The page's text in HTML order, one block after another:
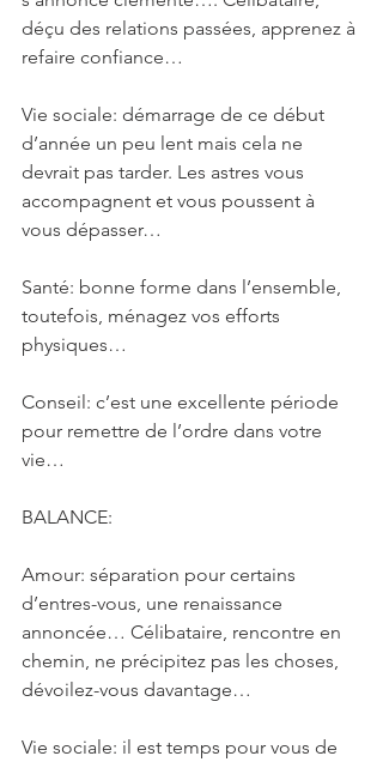
déçu des relations passées, apprenez à
refaire confiance…
Vie sociale: démarrage de ce début
d’année un peu lent mais cela ne
devrait pas tarder. Les astres vous
accompagnent et vous poussent à
vous dépasser…
Santé: bonne forme dans l’ensemble,
toutefois, ménagez vos efforts
physiques…
Conseil: c’est une excellente période
pour remettre de l’ordre dans votre
vie…
BALANCE:
Amour: séparation pour certains
d’entres-vous, une renaissance
annoncée… Célibataire, rencontre en
chemin, ne précipitez pas les choses,
dévoilez-vous davantage…
Vie sociale: il est temps pour vous de